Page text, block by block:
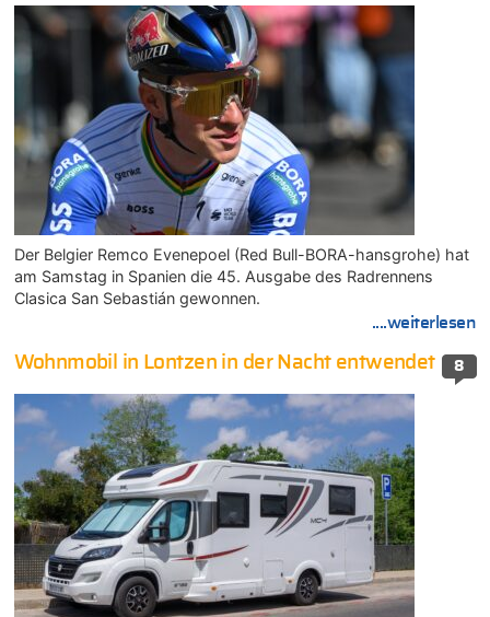
Der Belgier Remco Evenepoel (Red Bull-BORA-hansgrohe) hat
am Samstag in Spanien die 45. Ausgabe des Radrennens
Clasica San Sebastián gewonnen.
....weiterlesen
8
Wohnmobil in Lontzen in der Nacht entwendet